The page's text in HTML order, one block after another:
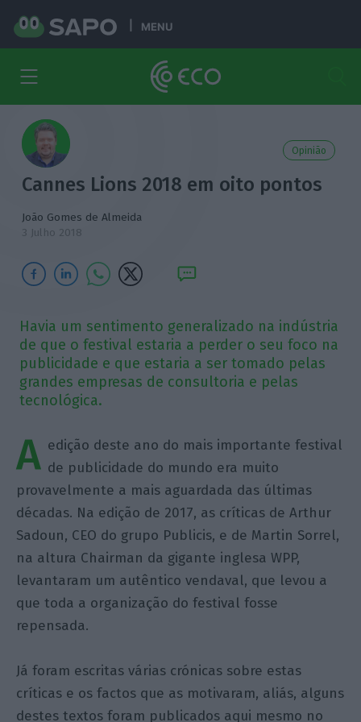
MENU
Opinião
Cannes Lions 2018 em oito pontos
João Gomes de Almeida
3 Julho 2018
Havia um sentimento generalizado na indústria
de que o festival estaria a perder o seu foco na
publicidade e que estaria a ser tomado pelas
grandes empresas de consultoria e pelas
tecnológica.
A edição deste ano do mais importante festival
de publicidade do mundo era muito
provavelmente a mais aguardada das últimas
décadas. Na edição de 2017, as críticas de Arthur
Sadoun, CEO do grupo Publicis, e de Martin Sorrel,
na altura Chairman da gigante inglesa WPP,
levantaram um autêntico vendaval, que levou a
que toda a organização do festival fosse
repensada.
Já foram escritas várias crónicas sobre estas
críticas e os factos que as motivaram, aliás, alguns
destes textos foram publicados aqui mesmo no